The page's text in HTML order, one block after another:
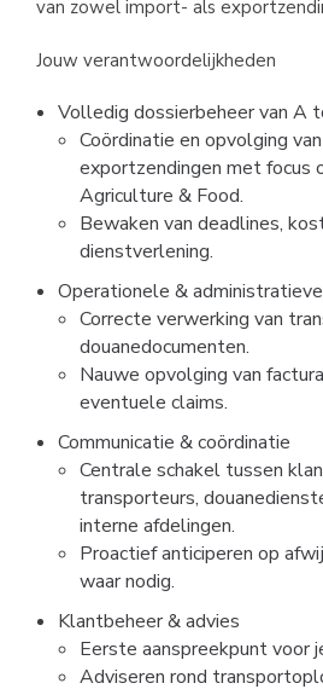
van zowel import- als
Jouw verantwoordelijkheden
Volledig dossierbeheer van A
Coördinatie en opvolging
exportzendingen met focus
Agriculture & Food.
Bewaken van deadlines,
dienstverlening.
Operationele &
Correcte verwerking van
douanedocumenten.
Nauwe opvolging van
eventuele claims.
Communicatie & coördinatie
Centrale schakel tussen
transporteurs,
interne afdelingen.
Proactief anticiperen op
waar nodig.
Klantbeheer & advies
Eerste aanspreekpunt voor
Adviseren rond